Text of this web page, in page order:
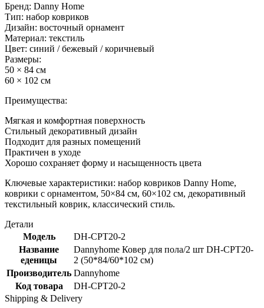
Бренд: Danny Home
Тип: набор ковриков
Дизайн: восточный орнамент
Материал: текстиль
Цвет: синий / бежевый / коричневый
Размеры:
50 × 84 см
60 × 102 см
Преимущества:
Мягкая и комфортная поверхность
Стильный декоративный дизайн
Подходит для разных помещений
Практичен в уходе
Хорошо сохраняет форму и насыщенность цвета
Ключевые характеристики: набор ковриков Danny Home,
коврики с орнаментом, 50×84 см, 60×102 см, декоративный
текстильный коврик, классический стиль.
Детали
Модель
DH-CPT20-2
Название
еденицы
Dannyhome Ковер для пола/2 шт DH-CPT20-
2 (50*84/60*102 см)
Производитель Dannyhome
Код товара
DH-CPT20-2
Shipping & Delivery